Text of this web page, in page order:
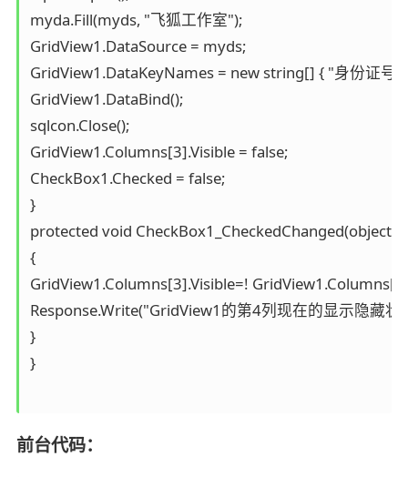
myda.Fill(myds, "飞狐工作室");
GridView1.DataSource = myds;
GridView1.DataKeyNames = new string[] { "身份证号
GridView1.DataBind();
sqlcon.Close();
GridView1.Columns[3].Visible = false;
CheckBox1.Checked = false;
}
protected void CheckBox1_CheckedChanged(object
{
GridView1.Columns[3].Visible=!
Response.Write("GridView1的第4列现在的显示隐藏
}
}
前台代码：